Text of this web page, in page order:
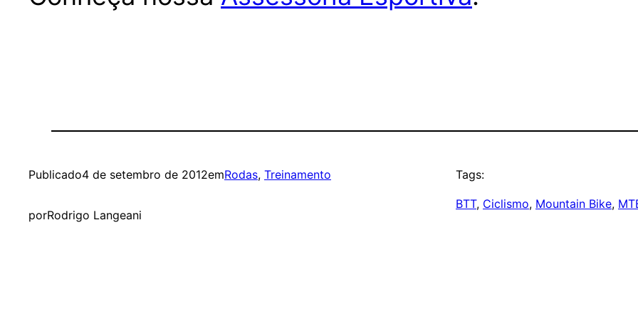
Publicado4 de setembro de 2012emRodas, Treinamento
porRodrigo Langeani
Tags:
BTT, Ciclismo, Mountain Bike,